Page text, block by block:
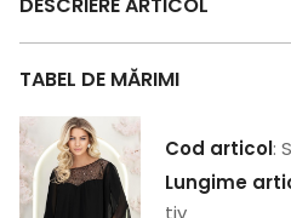
DESCRIERE ARTICOL
TABEL DE MĂRIMI
Cod articol:
Lungime
tiv